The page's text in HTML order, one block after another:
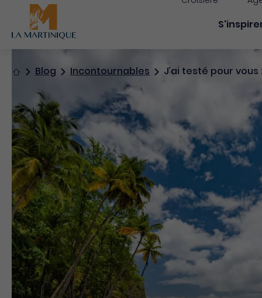
Accueil
Blog Incontournables J’ai testé pour